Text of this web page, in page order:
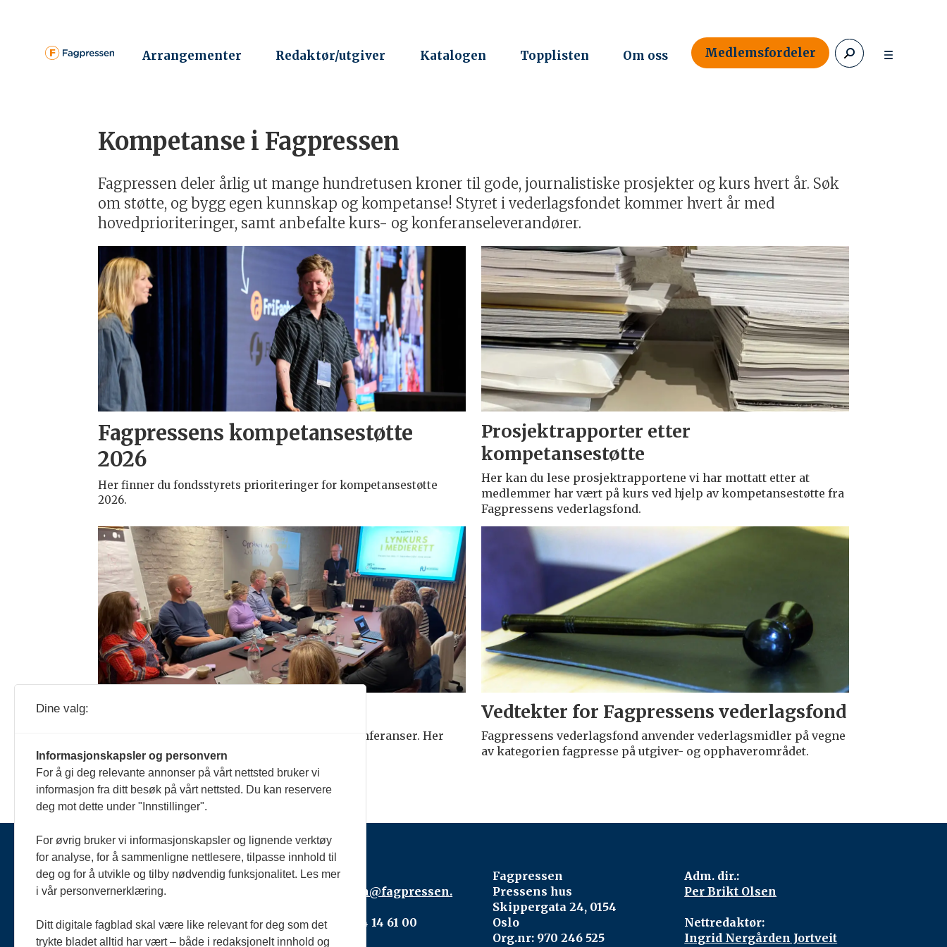
Arrangementer Redaktør/utgiver Katalogen Topplisten Om oss Medlemsfordeler
Kompetanse
fagpressen
Kompetanse i Fagpressen
Fagpressen deler årlig ut mange hundretusen kroner til gode, journalistiske prosjekter og kurs hvert år. Søk
om støtte, og bygg egen kunnskap og kompetanse! Styret i vederlagsfondet kommer hvert år med
hovedprioriteringer, samt anbefalte kurs- og konferanseleverandører.
Fagpressens kompetansestøtte
2026
Her finner du fondsstyrets prioriteringer for kompetansestøtte
2026.
Prosjektrapporter etter
kompetansestøtte
Her kan du lese prosjektrapportene vi har mottatt etter at
medlemmer har vært på kurs ved hjelp av kompetansestøtte fra
Fagpressens vederlagsfond.
Fagpressen tilbyr et bredt utvalg av kurs og konferanser. Her
finner du oversikten.
Vedtekter for Fagpressens vederlagsfond
Fagpressens vederlagsfond anvender vederlagsmidler på vegne
av kategorien fagpresse på utgiver- og opphaverområdet.
Kontakt:
fagpressen@fagpressen.
Telefon: 24 14 61 00
Fagpressen
Pressens hus
Skippergata 24, 0154
Oslo
Org.nr: 970 246 525
Adm. dir.:
Per Brikt Olsen
Nettredaktør:
Ingrid Nergården Jortveit
Dine valg:
Informasjonskapsler og personvern
For å gi deg relevante annonser på vårt nettsted bruker vi
informasjon fra ditt besøk på vårt nettsted. Du kan reservere
deg mot dette under "Innstillinger".
For øvrig bruker vi informasjonskapsler og lignende verktøy
for analyse, for å sammenligne nettlesere, tilpasse innhold til
deg og for å utvikle og tilby nødvendig funksjonalitet. Les mer
i vår personvernerklæring.
Ditt digitale fagblad skal være like relevant for deg som det
trykte bladet alltid har vært – både i redaksjonelt innhold og